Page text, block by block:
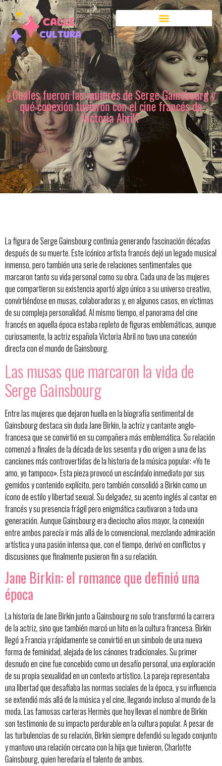
¿Cuáles fueron las mujeres de Serge Gainsbourg y
qué conexión tuvieron con el cine francés de
Victoria Abril?
La figura de Serge Gainsbourg continúa generando fascinación décadas
después de su muerte. Este icónico artista francés dejó un legado musical
inmenso, pero también una serie de relaciones sentimentales que
marcaron tanto su vida personal como su obra. Cada una de las mujeres
que compartieron su existencia aportó algo único a su universo creativo,
convirtiéndose en musas, colaboradoras y, en algunos casos, en víctimas
de su compleja personalidad. Al mismo tiempo, el panorama del cine
francés en aquella época estaba repleto de figuras emblemáticas, aunque
curiosamente, la actriz española Victoria Abril no tuvo una conexión
directa con el mundo de Gainsbourg.
Las musas que marcaron la vida de
Serge Gainsbourg
Entre las mujeres que dejaron huella en la biografía sentimental de
Gainsbourg destaca sin duda Jane Birkin, la actriz y cantante anglo-
francesa que se convirtió en su compañera más emblemática. Su relación
comenzó a finales de la década de los sesenta y dio origen a una de las
canciones más controvertidas de la historia de la música popular: «Yo te
amo, yo tampoco». Esta pieza provocó un escándalo inmediato por sus
gemidos y contenido explícito, pero también consolidó a Birkin como un
ícono de estilo y libertad sexual. Su delgadez, su acento inglés al cantar en
francés y su presencia frágil pero enigmática cautivaron a toda una
generación. Aunque Gainsbourg era dieciocho años mayor, la conexión
entre ambos parecía ir más allá de lo convencional, mezclando admiración
artística y una pasión intensa que, con el tiempo, derivó en conflictos y
discusiones que finalmente pusieron fin a su relación.
Jane Birkin: el romance que definió una
época
La historia de Jane Birkin junto a Gainsbourg no solo transformó la carrera
de la actriz, sino que también marcó un hito en la cultura francesa. Birkin
llegó a Francia y rápidamente se convirtió en un símbolo de una nueva
forma de feminidad, alejada de los cánones tradicionales. Su primer
desnudo en cine fue concebido como un desafío personal, una exploración
de su propia sexualidad en un contexto artístico. La pareja representaba
una libertad que desafiaba las normas sociales de la época, y su influencia
se extendió más allá de la música y el cine, llegando incluso al mundo de la
moda. Las famosas carteras Hermès que hoy llevan el nombre de Birkin
son testimonio de su impacto perdurable en la cultura popular. A pesar de
las turbulencias de su relación, Birkin siempre defendió su legado conjunto
y mantuvo una relación cercana con la hija que tuvieron, Charlotte
Gainsbourg, quien heredaría el talento de ambos.